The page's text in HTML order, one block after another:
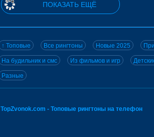
ПОКАЗАТЬ ЕЩЁ
↑ Топовые Все рингтоны Новые 2025
На будильник и смс Из фильмов и игр
Разные
TopZvonok.com - Топовые рингтоны на телефон